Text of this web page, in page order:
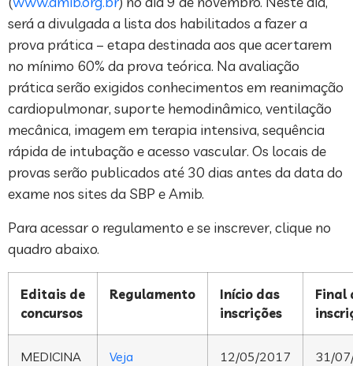
será a divulgada a lista dos habilitados a fazer a
prova prática – etapa destinada aos que acertarem
no mínimo 60% da prova teórica. Na avaliação
prática serão exigidos conhecimentos em reanimação
cardiopulmonar, suporte hemodinâmico, ventilação
mecânica, imagem em terapia intensiva, sequência
rápida de intubação e acesso vascular. Os locais de
provas serão publicados até 30 dias antes da data do
exame nos sites da SBP e Amib.
Para acessar o regulamento e se inscrever, clique no
quadro abaixo.
Editais de
concursos
Regulamento
Início das
inscrições
Final
MEDICINA
Veja
12/05/2017 31/